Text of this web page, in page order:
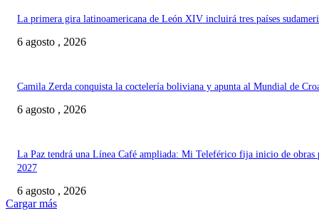
La primera gira latinoamericana de León XIV incluirá tres países
6 agosto , 2026
Camila Zerda conquista la coctelería boliviana y apunta al Mundial de
6 agosto , 2026
La Paz tendrá una Línea Café ampliada: Mi Teleférico fija inicio de obras
2027
6 agosto , 2026
Cargar más